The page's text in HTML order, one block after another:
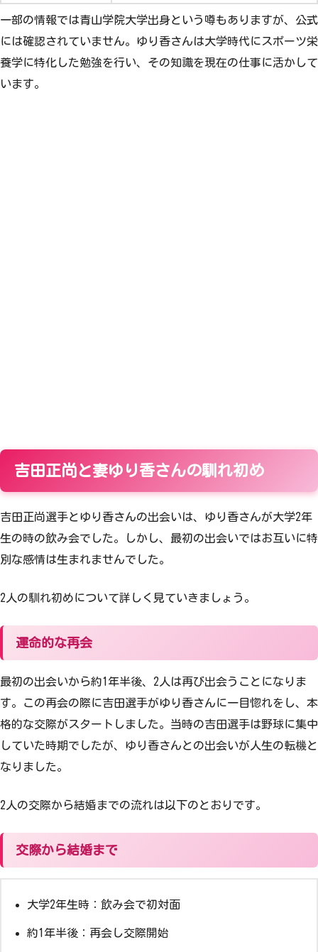
一部の情報では青山学院大学出身という噂もありますが、公式
には確認されていません。ゆり香さんは大学時代にスポーツ栄
養学に特化した勉強を行い、その知識を現在の仕事に活かして
います。
吉田正尚と妻ゆり香さんの馴れ初め
吉田正尚選手とゆり香さんの出会いは、ゆり香さんが大学2年
生の時の飲み会でした。しかし、最初の出会いではお互いに特
別な感情は生まれませんでした。
2人の馴れ初めについて詳しく見ていきましょう。
運命的な再会
最初の出会いから約1年半後、2人は再び出会うことになりま
す。この再会の際に吉田選手がゆり香さんに一目惚れをし、本
格的な交際がスタートしました。当時の吉田選手は野球に集中
していた時期でしたが、ゆり香さんとの出会いが人生の転機と
なりました。
2人の交際から結婚までの流れは以下のとおりです。
交際から結婚まで
大学2年生時：飲み会で初対面
約1年半後：再会し交際開始